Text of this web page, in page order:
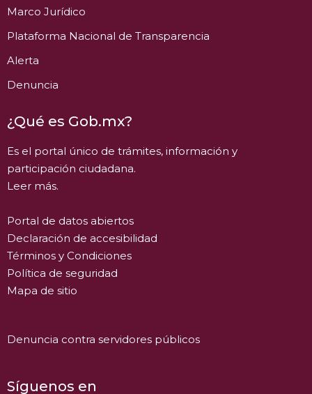
Marco Jurídico
Plataforma Nacional de Transparencia
Alerta
Denuncia
¿Qué es Gob.mx?
Es el portal único de trámites, información y
participación ciudadana.
Leer más.
Portal de datos abiertos
Declaración de accesibilidad
Términos y Condiciones
Política de seguridad
Mapa de sitio
Denuncia contra servidores públicos
Síguenos en